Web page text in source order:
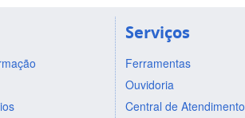
Serviços
Ferramentas
Ouvidoria
Central de Atendimento